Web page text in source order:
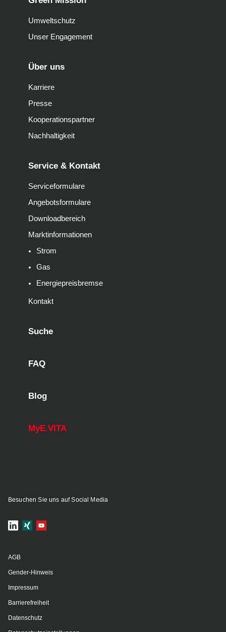
Umweltschutz
Unser Engagement
Über uns
Karriere
Presse
Kooperationspartner
Nachhaltigkeit
Service & Kontakt
Serviceformulare
Angebotsformulare
Downloadbereich
Marktinformationen
Strom
Gas
Energiepreisbremse
Kontakt
Suche
FAQ
Blog
MyE.VITA
Besuchen Sie uns auf Social Media
AGB
Gender-Hinweis
Impressum
Barrierefreiheit
Datenschutz